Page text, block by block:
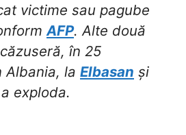
victime sau pagube
AFP. Alte două
în 25
Albania, la Elbasan și
exploda.